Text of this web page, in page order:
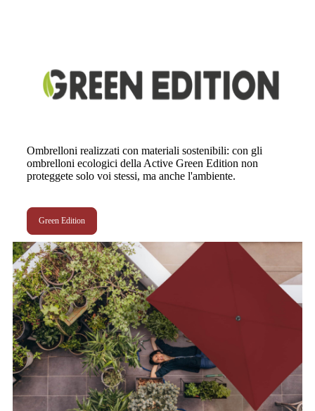
Ombrelloni realizzati con materiali sostenibili: con gli
ombrelloni ecologici della Active Green Edition non
proteggete solo voi stessi, ma anche l'ambiente.
Green Edition